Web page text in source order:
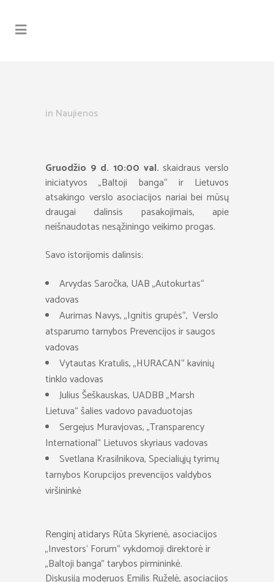
in Naujienos
Gruodžio 9 d. 10:00 val. skaidraus verslo
iniciatyvos „Baltoji banga“ ir Lietuvos
atsakingo verslo asociacijos nariai bei mūsų
draugai dalinsis pasakojimais, apie
neišnaudotas nesąžiningo veikimo progas.
Savo istorijomis dalinsis:
Arvydas Saročka, UAB „Autokurtas“
vadovas
Aurimas Navys, „Ignitis grupės“, Verslo
atsparumo tarnybos Prevencijos ir saugos
vadovas
Vytautas Kratulis, „HURACAN“ kavinių
tinklo vadovas
Julius Šeškauskas, UADBB „Marsh
Lietuva“ šalies vadovo pavaduotojas
Sergejus Muravjovas, „Transparency
International“ Lietuvos skyriaus vadovas
Svetlana Krasilnikova, Specialiųjų tyrimų
tarnybos Korupcijos prevencijos valdybos
viršininkė
Renginį atidarys Rūta Skyrienė, asociacijos
„Investors‘ Forum“ vykdomoji direktorė ir
„Baltoji banga” tarybos pirmininkė.
Diskusiją moderuos Emilis Ruželė, asociacijos